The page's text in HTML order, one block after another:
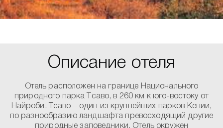
Описание отеля
Отель расположен на границе Национального
природного парка Тсаво, в 260 км к юго-востоку от
Найроби. Тсаво – один из крупнейших парков Кении,
по разнообразию ландшафта превосходящий другие
природные заповедники. Отель окружен